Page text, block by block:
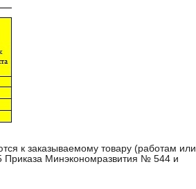
к заказываемому товару (работам или
Приказа Минэкономразвития № 544 и